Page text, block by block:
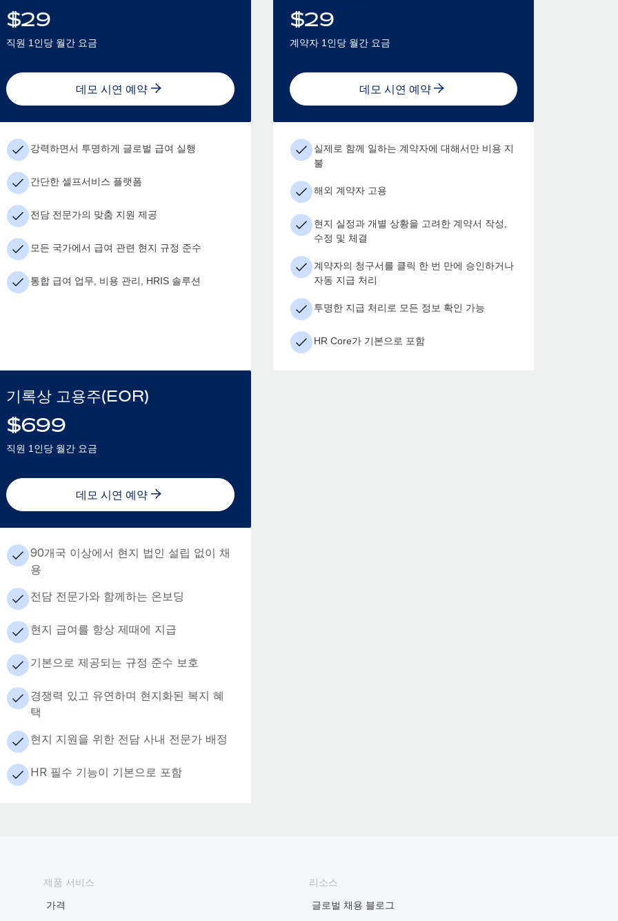
$29
직원 1인당 월간 요금
데모 시연 예약
강력하면서 투명하게 글로벌 급여 실행
간단한 셀프서비스 플랫폼
전담 전문가의 맞춤 지원 제공
모든 국가에서 급여 관련 현지 규정 준수
통합 급여 업무, 비용 관리, HRIS 솔루션
$29
계약자 1인당 월간 요금
데모 시연 예약
실제로 함께 일하는 계약자에 대해서만 비용 지
불
해외 계약자 고용
현지 실정과 개별 상황을 고려한 계약서 작성,
수정 및 체결
계약자의 청구서를 클릭 한 번 만에 승인하거나
자동 지급 처리
투명한 지급 처리로 모든 정보 확인 가능
HR Core가 기본으로 포함
기록상 고용주(EOR)
$699
직원 1인당 월간 요금
데모 시연 예약
90개국 이상에서 현지 법인 설립 없이 채
용
전담 전문가와 함께하는 온보딩
현지 급여를 항상 제때에 지급
기본으로 제공되는 규정 준수 보호
경쟁력 있고 유연하며 현지화된 복지 혜
택
현지 지원을 위한 전담 사내 전문가 배정
HR 필수 기능이 기본으로 포함
제품 서비스
가격
리소스
글로벌 채용 블로그